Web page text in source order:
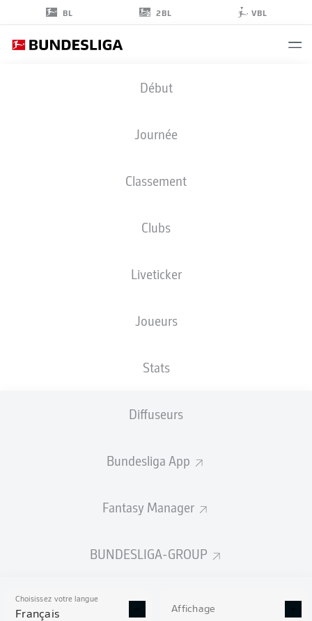
BL 2BL VBL
Début
Journée
Classement
Clubs
Liveticker
Joueurs
Stats
Diffuseurs
Bundesliga App
Fantasy Manager
BUNDESLIGA-GROUP
Choisissez votre langue
Français Affichage
STATS DE LA SAISON
2026/2027